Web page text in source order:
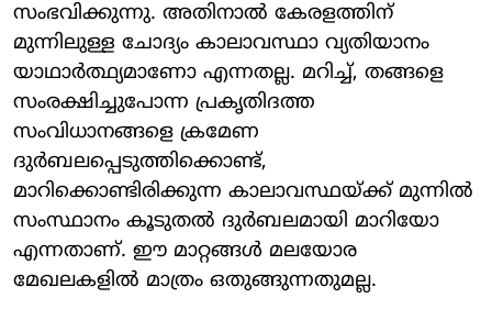
സംഭവിക്കുന്നു. അതിനാൽ കേരളത്തിന്
മുന്നിലുള്ള ചോദ്യം കാലാവസ്ഥാ വ്യതിയാനം
യാഥാർത്ഥ്യമാണോ എന്നതല്ല. മറിച്ച്, തങ്ങളെ
സംരക്ഷിച്ചുപോന്ന പ്രകൃതിദത്ത
സംവിധാനങ്ങളെ ക്രമേണ
ദുർബലപ്പെടുത്തിക്കൊണ്ട്,
മാറിക്കൊണ്ടിരിക്കുന്ന കാലാവസ്ഥയ്ക്ക് മുന്നിൽ
സംസ്ഥാനം കൂടുതൽ ദുർബലമായി മാറിയോ
എന്നതാണ്. ഈ മാറ്റങ്ങൾ മലയോര
മേഖലകളിൽ മാത്രം ഒതുങ്ങുന്നതുമല്ല.